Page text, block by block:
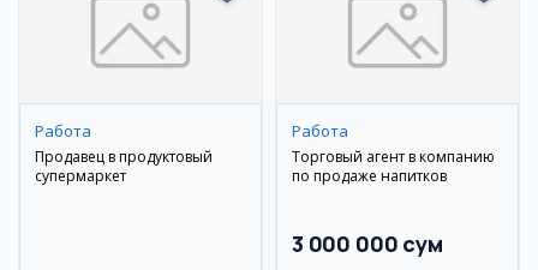
Работа
Продавец в продуктовый
супермаркет
Работа
Торговый агент в компанию
по продаже напитков
3 000 000 сум